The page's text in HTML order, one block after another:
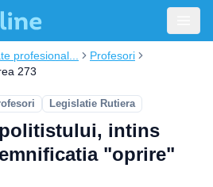
profesional...
Profesori
273
Legislatie Rutiera
intins
"oprire"